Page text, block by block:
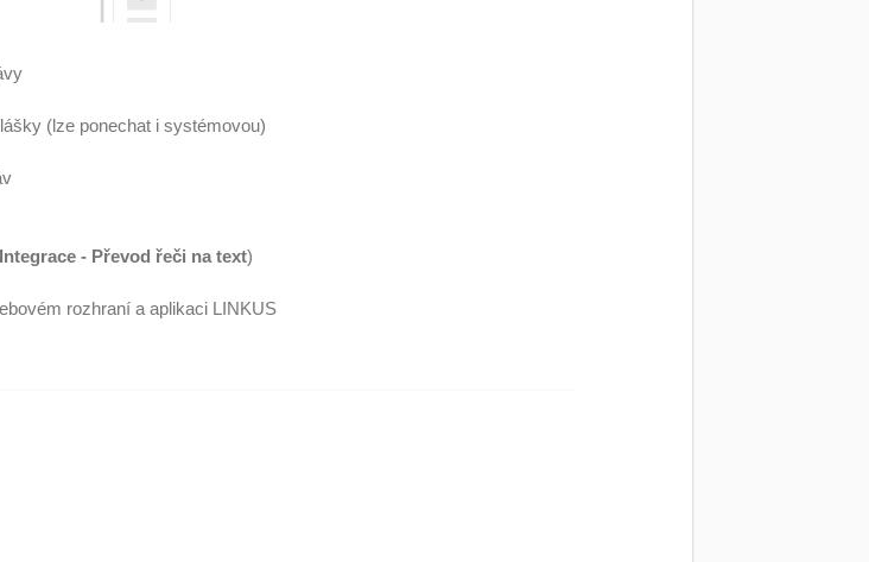
(lze ponechat i systémovou)
Integrace - Převod řeči na text)
rozhraní a aplikaci LINKUS